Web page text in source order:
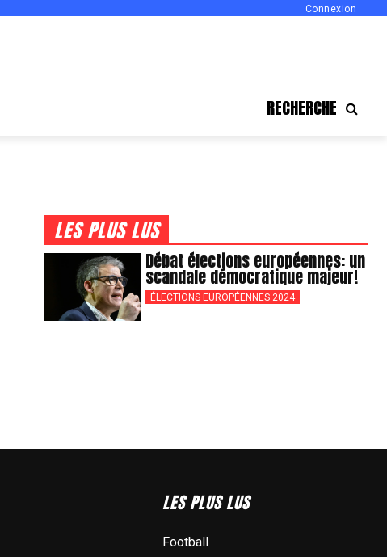
Connexion
RECHERCHE
LES PLUS LUS
Débat élections européennes: un
scandale démocratique majeur!
ÉLECTIONS EUROPÉENNES 2024
LES PLUS LUS
Football